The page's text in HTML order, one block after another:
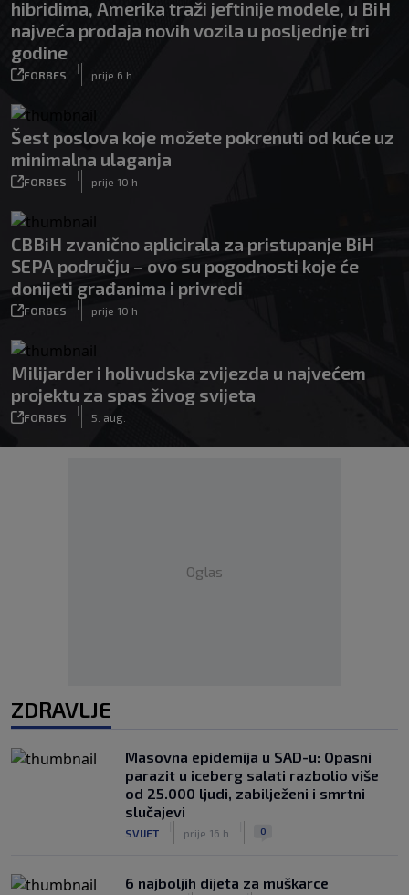
hibridima, Amerika traži jeftinije modele, u BiH
najveća prodaja novih vozila u posljednje tri
godine
FORBES
|
prije 6 h
Šest poslova koje možete pokrenuti od kuće uz
minimalna ulaganja
FORBES
|
prije 10 h
CBBiH zvanično aplicirala za pristupanje BiH
SEPA području – ovo su pogodnosti koje će
donijeti građanima i privredi
FORBES
|
prije 10 h
Milijarder i holivudska zvijezda u najvećem
projektu za spas živog svijeta
FORBES
|
5. aug.
Oglas
ZDRAVLJE
Masovna epidemija u SAD-u: Opasni
parazit u iceberg salati razbolio više
od 25.000 ljudi, zabilježeni i smrtni
slučajevi
SVIJET prije 16 h 0
6 najboljih dijeta za muškarce